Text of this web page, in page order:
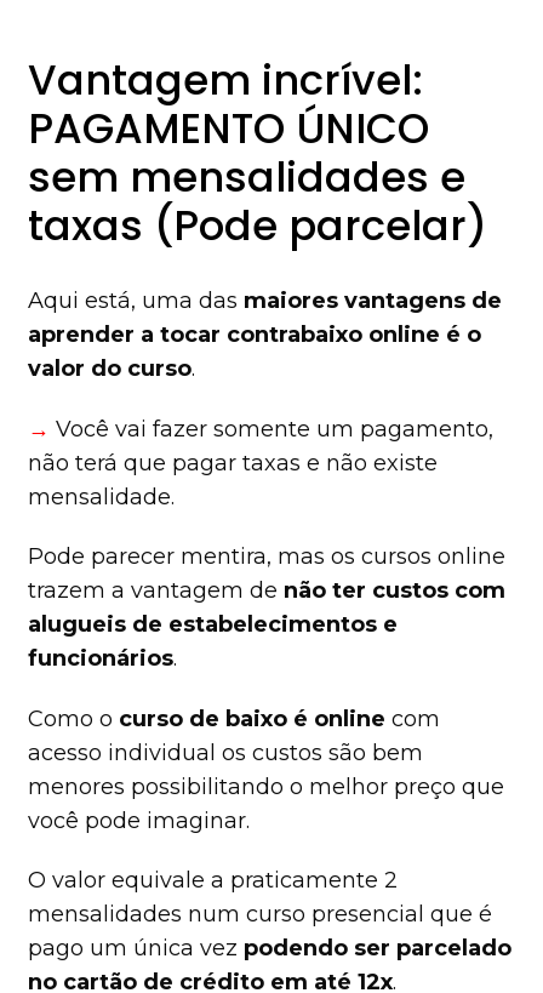
Vantagem incrível:
PAGAMENTO ÚNICO
sem mensalidades e
taxas (Pode parcelar)
Aqui está, uma das maiores vantagens de
aprender a tocar contrabaixo online é o
valor do curso.
→ Você vai fazer somente um pagamento,
não terá que pagar taxas e não existe
mensalidade.
Pode parecer mentira, mas os cursos online
trazem a vantagem de não ter custos com
alugueis de estabelecimentos e
funcionários.
Como o curso de baixo é online com
acesso individual os custos são bem
menores possibilitando o melhor preço que
você pode imaginar.
O valor equivale a praticamente 2
mensalidades num curso presencial que é
pago um única vez podendo ser parcelado
no cartão de crédito em até 12x.